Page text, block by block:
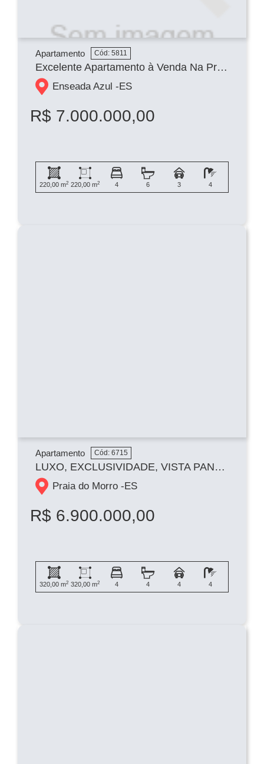
Apartamento Cód: 5811
Excelente Apartamento à Venda Na Praia de Peracanga
Enseada Azul -ES
R$ 7.000.000,00
220,00 m2 220,00 m2 4 6 3 4
Apartamento Cód: 6715
LUXO, EXCLUSIVIDADE, VISTA PANORÂMICA PARA O MAR NA PRAIA DO MORRO E SOFISTICAÇÃO EM CADA DETALHE
Praia do Morro -ES
R$ 6.900.000,00
320,00 m2 320,00 m2 4 4 4 4